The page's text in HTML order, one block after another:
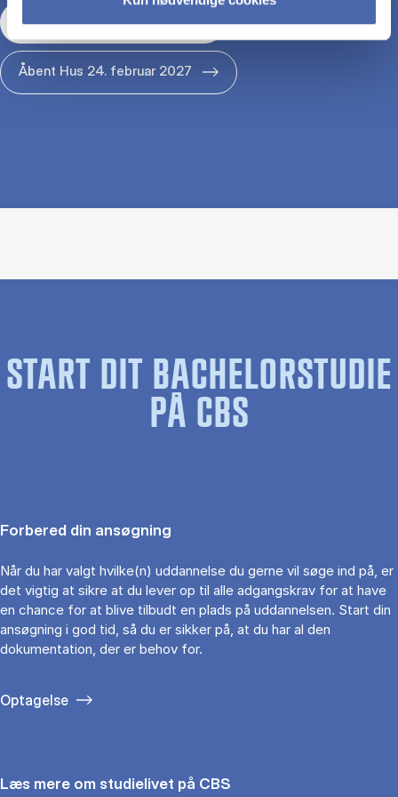
Åbent Hus 29. januar 2027
Åbent Hus 24. februar 2027
START DIT BACHELORSTUDIE
PÅ CBS
Forbered din ansøgning
Når du har valgt hvilke(n) uddannelse du gerne vil søge ind på, er
det vigtig at sikre at du lever op til alle adgangskrav for at have
en chance for at blive tilbudt en plads på uddannelsen. Start din
ansøgning i god tid, så du er sikker på, at du har al den
dokumentation, der er behov for.
Optagelse
Læs mere om studielivet på CBS